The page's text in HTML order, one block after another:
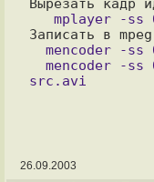
26.09.2003